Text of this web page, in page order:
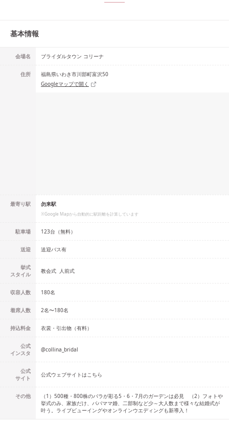
基本情報
会場名 ブライダルタウン コリーナ
住所
福島県いわき市川部町富沢50
Googleマップで開く
最寄り駅 勿来駅
※Google Mapから自動的に駅距離を計算しています
駐車場 123台（無料）
送迎 送迎バス有
挙式
スタイル
教会式 人前式
収容人数 180名
着席人数 2名〜180名
持込料金 衣裳・引出物（有料）
公式
インスタ
@collina_bridal
公式
サイト
公式ウェブサイトはこちら
その他
（1）500種・800株のバラが彩る5・6・7月のガーデンは必見 （2）フォトや
挙式のみ、家族だけ、パパママ婚、二部制など少～大人数まで様々な結婚式が
叶う。ライブビューイングやオンラインウエディングも新導入！